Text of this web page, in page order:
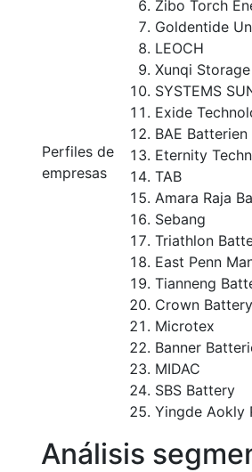
Perfiles de
empresas
Zibo Torch
Goldentide
LEOCH
Xunqi
SYSTEMS
Exide
BAE Batterien
Eternity
TAB
Amara Raja
Sebang
Triathlon
East Penn
Tianneng
Crown Battery
Microtex
Banner
MIDAC
SBS Battery
Yingde Aokly
Análisis